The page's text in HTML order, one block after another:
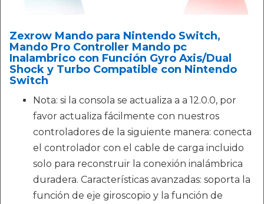
Zexrow Mando para Nintendo Switch,
Mando Pro Controller Mando pc
Inalambrico con Función Gyro Axis/Dual
Shock y Turbo Compatible con Nintendo
Switch
Nota: si la consola se actualiza a a 12.0.0, por
favor actualiza fácilmente con nuestros
controladores de la siguiente manera: conecta
el controlador con el cable de carga incluido
solo para reconstruir la conexión inalámbrica
duradera. Características avanzadas: soporta la
función de eje giroscopio y la función de